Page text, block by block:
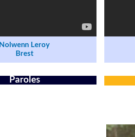
Nolwenn Leroy
Brest
Paroles